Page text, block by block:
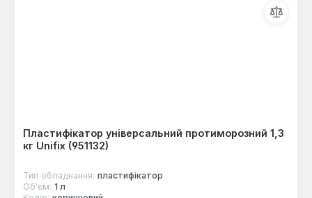
Пластифікатор універсальний протиморозний 1,3
кг Unifix (951132)
Тип обладнання: пластифікатор
Об'єм: 1 л